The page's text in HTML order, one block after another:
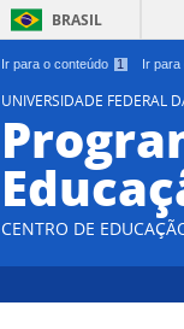
Ir para o conteúdo 1 Ir para
BRASIL
UNIVERSIDADE FEDERAL
CENTRO DE